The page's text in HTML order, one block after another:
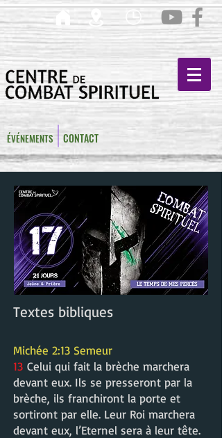
ÉVÉNEMENTS CONTACT
Textes bibliques
Michée 2:13 Semeur
13 Celui qui fait la brèche marchera
devant eux. Ils se presseront par la
brèche, ils franchiront la porte et
sortiront par elle. Leur Roi marchera
devant eux, l’Eternel sera à leur tête.